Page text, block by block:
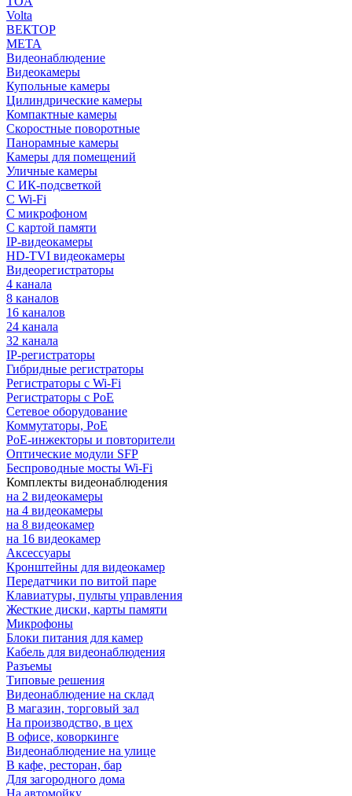
Volta
ВЕКТОР
МЕТА
Видеонаблюдение
Видеокамеры
Купольные камеры
Цилиндрические камеры
Компактные камеры
Скоростные поворотные
Панорамные камеры
Камеры для помещений
Уличные камеры
С ИК-подсветкой
С Wi-Fi
С микрофоном
С картой памяти
IP-видеокамеры
HD-TVI видеокамеры
Видеорегистраторы
4 канала
8 каналов
16 каналов
24 канала
32 канала
IP-регистраторы
Гибридные регистраторы
Регистраторы с Wi-Fi
Регистраторы с PoE
Сетевое оборудование
Коммутаторы, PoE
PoE-инжекторы и повторители
Оптические модули SFP
Беспроводные мосты Wi-Fi
Комплекты видеонаблюдения
на 2 видеокамеры
на 4 видеокамеры
на 8 видеокамер
на 16 видеокамер
Аксессуары
Кронштейны для видеокамер
Передатчики по витой паре
Клавиатуры, пульты управления
Жесткие диски, карты памяти
Микрофоны
Блоки питания для камер
Кабель для видеонаблюдения
Разъемы
Типовые решения
Видеонаблюдение на склад
В магазин, торговый зал
На производство, в цех
В офисе, коворкинге
Видеонаблюдение на улице
В кафе, ресторан, бар
Для загородного дома
На автомойку